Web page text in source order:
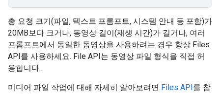
총 요청 크기(파일, 텍스트 프롬프트, 시스템 안내 등 포함)가
20MB보다 크거나, 동영상 길이(재생 시간)가 길거나, 여러
프롬프트에서 동일한 동영상을 사용하려는 경우 항상 Files
API를 사용하세요. File API는 동영상 파일 형식을 직접 허
용합니다.
미디어 파일 작업에 대해 자세히 알아보려면 Files API를 참